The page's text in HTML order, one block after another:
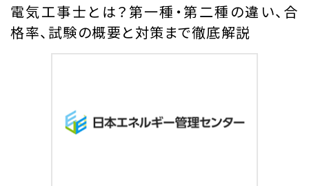
電気工事士とは？第一種・第二種の違い、合
格率、試験の概要と対策まで徹底解説